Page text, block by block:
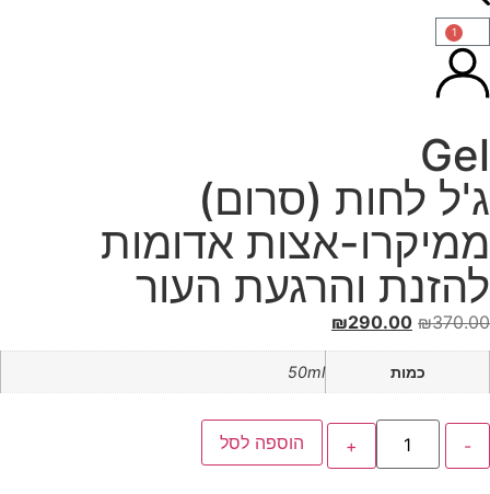
1
Gel
ג'ל לחות (סרום)
ממיקרו-אצות אדומות
להזנת והרגעת העור
₪370.00
₪290.00
כמות 50ml
הוספה לסל